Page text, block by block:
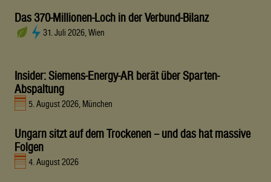
Das 370-Millionen-Loch in der Verbund-Bilanz
31. Juli 2026, Wien
Insider: Siemens-Energy-AR berät über Sparten-
Abspaltung
5. August 2026, München
Ungarn sitzt auf dem Trockenen – und das hat massive
Folgen
4. August 2026